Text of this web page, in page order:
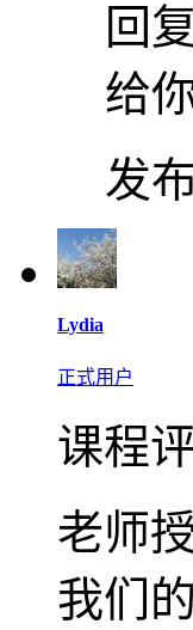
回
给
发
Lydia
正式用户
课程
老师
我们